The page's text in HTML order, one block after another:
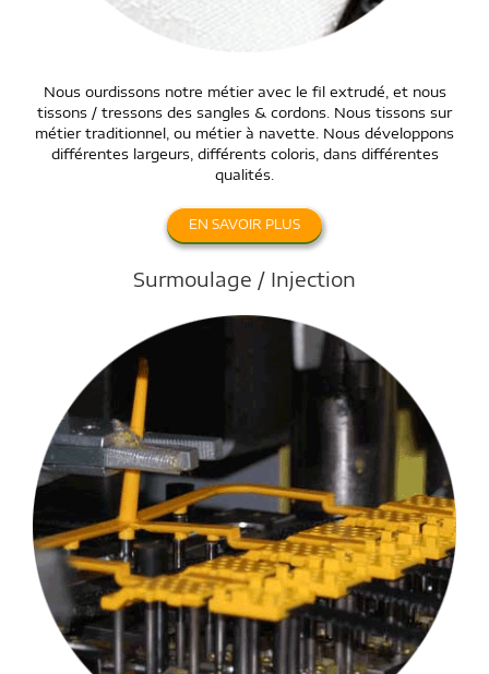
Nous ourdissons notre métier avec le fil extrudé, et nous
tissons / tressons des sangles & cordons. Nous tissons sur
métier traditionnel, ou métier à navette. Nous développons
différentes largeurs, différents coloris, dans différentes
qualités.
EN SAVOIR PLUS
Surmoulage / Injection